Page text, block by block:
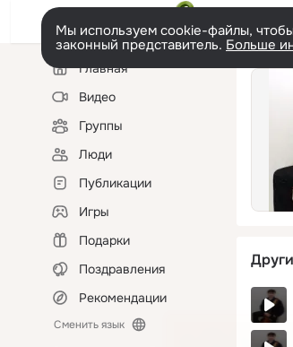
Мы используем cookie-файлы,
законный представитель. Больше
Левая
колонкаГлавная
Видео
Группы
Люди
Публикации
Игры
Подарки
Поздравления
Рекомендации
Сменить язык